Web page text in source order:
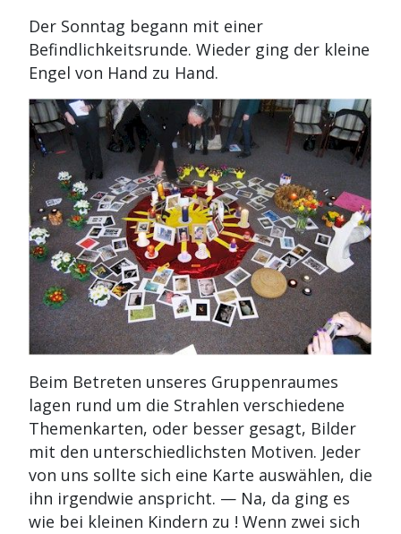
Der Sonntag begann mit einer
Befindlichkeitsrunde. Wieder ging der kleine
Engel von Hand zu Hand.
Beim Betreten unseres Gruppenraumes
lagen rund um die Strahlen verschiedene
Themenkarten, oder besser gesagt, Bilder
mit den unterschiedlichsten Motiven. Jeder
von uns sollte sich eine Karte auswählen, die
ihn irgendwie anspricht. — Na, da ging es
wie bei kleinen Kindern zu ! Wenn zwei sich